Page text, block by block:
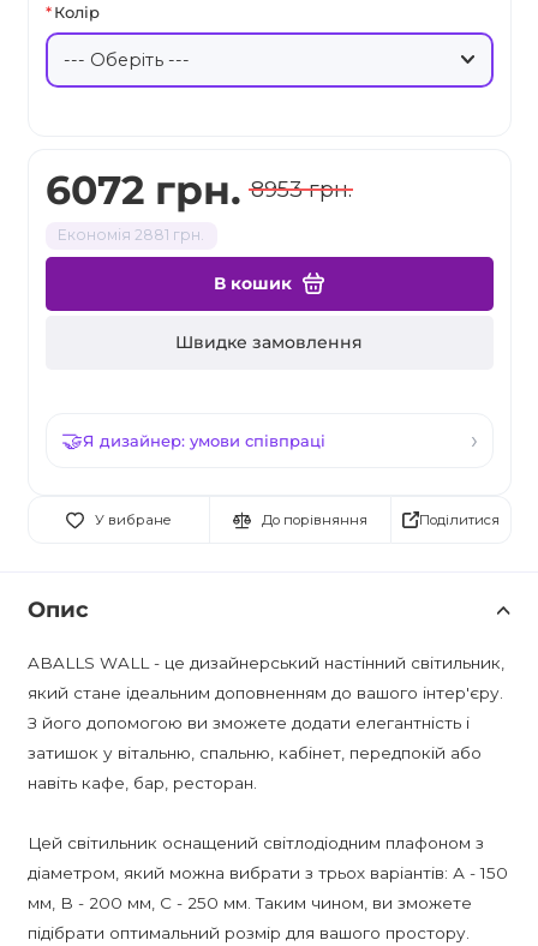
6072 грн. 8953 грн.
Економія 2881 грн.
В кошик
Швидке замовлення
Я дизайнер: умови співпраці
У вибране До порівняння
Колір
Поділитися
Опис
ABALLS WALL - це дизайнерський настінний світильник,
який стане ідеальним доповненням до вашого інтер'єру.
З його допомогою ви зможете додати елегантність і
затишок у вітальню, спальню, кабінет, передпокій або
навіть кафе, бар, ресторан.
Цей світильник оснащений світлодіодним плафоном з
діаметром, який можна вибрати з трьох варіантів: А - 150
мм, B - 200 мм, C - 250 мм. Таким чином, ви зможете
підібрати оптимальний розмір для вашого простору.